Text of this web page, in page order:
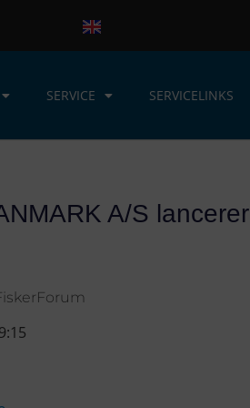
SERVICE SERVICELINKS
A/S lancerer